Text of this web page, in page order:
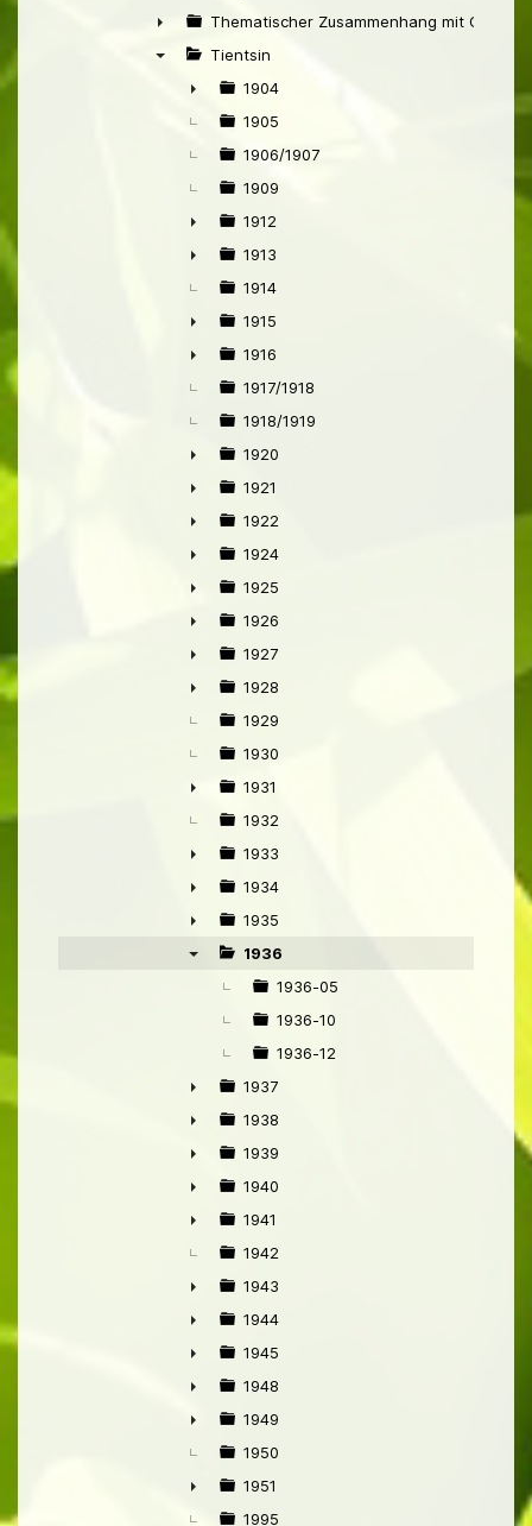
►
►
Thematischer Zusammenhang mit China
Tientsin
►
1904
1905
1906/1907
1909
►
1912
►
1913
1914
►
1915
►
1916
1917/1918
1918/1919
►
1920
►
1921
►
1922
►
1924
►
1925
►
1926
►
1927
►
1928
1929
1930
►
1931
1932
►
1933
►
1934
►
1935
1936
1936-05
1936-10
1936-12
►
1937
►
1938
►
1939
►
1940
►
1941
1942
►
1943
►
1944
►
1945
►
1948
►
1949
1950
►
1951
1995